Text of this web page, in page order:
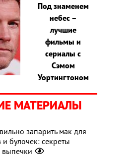
Под знаменем
небес –
лучшие
фильмы и
сериалы с
Сэмом
Уортингтоном
МАТЕРИАЛЫ
запарить мак для
и булочек: секреты
выпечки